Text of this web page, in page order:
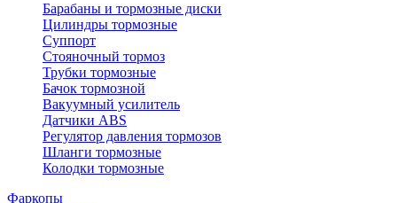
Барабаны и тормозные диски
Цилиндры тормозные
Суппорт
Стояночный тормоз
Трубки тормозные
Бачок тормозной
Вакуумный усилитель
Датчики ABS
Регулятор давления тормозов
Шланги тормозные
Колодки тормозные
Фаркопы